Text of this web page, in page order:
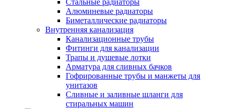
Стальные радиаторы
Алюминевые радиаторы
Биметаллические радиаторы
Внутренняя канализация
Канализационные трубы
Фитинги для канализации
Трапы и душевые лотки
Арматура для сливных бачков
Гофрированные трубы и манжеты для
унитазов
Сливные и заливные шланги для
стиральных машин